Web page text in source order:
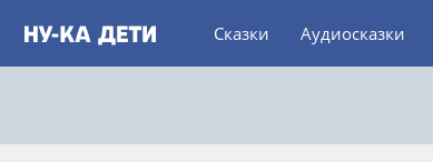
Сказки Аудиосказки